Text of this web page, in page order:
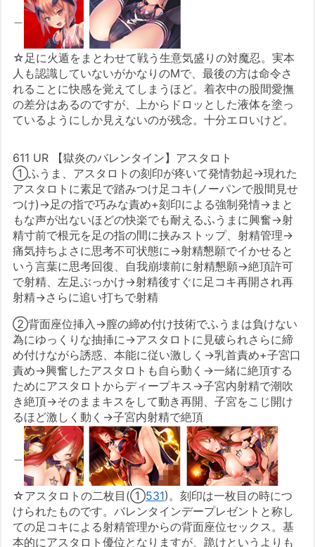
☆足に火遁をまとわせて戦う生意気盛りの対魔忍。実本
人も認識していないがかなりのMで、最後の方は命令さ
れることに快感を覚えてしまうほど。着衣中の股間愛撫
の差分はあるのですが、上からドロッとした液体を塗っ
ているようにしか見えないのが残念。十分エロいけど。
611 UR 【獄炎のバレンタイン】アスタロト
①ふうま、アスタロトの刻印が疼いて発情勃起→現れた
アスタロトに素足で踏みつけ足コキ(ノーパンで股間見せ
つけ)→足の指で巧みな責め+刻印による強制発情→まと
もな声が出ないほどの快楽でも耐えるふうまに興奮→射
精寸前で根元を足の指の間に挟みストップ、射精管理→
痛気持ちよさに思考不可状態に→射精懇願でイかせると
いう言葉に思考回復、自我崩壊前に射精懇願→絶頂許可
で射精、左足ぶっかけ→射精後すぐに足コキ再開され再
射精→さらに追い打ちで射精
②背面座位挿入→膣の締め付け技術でふうまは負けない
為にゆっくりな抽挿に→アスタロトに見破られさらに締
め付けながら誘惑、本能に従い激しく→乳首責め+子宮口
責め→興奮したアスタロトも自ら動く→一緒に絶頂する
ためにアスタロトからディープキス→子宮内射精で潮吹
き絶頂→そのままキスをして動き再開、子宮をこじ開け
るほど激しく動く→子宮内射精で絶頂
＿
☆アスタロトの二枚目(①531)。刻印は一枚目の時につ
けられたものです。バレンタインデープレゼントと称し
ての足コキによる射精管理からの背面座位セックス。基
本的にアスタロト優位となりますが、跪けというよりも